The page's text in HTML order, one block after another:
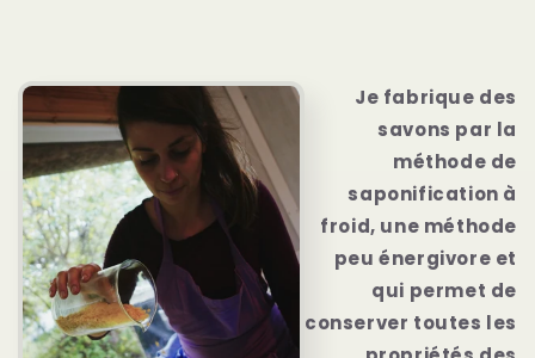
Je fabrique des
savons par la
méthode de
saponification à
froid, une méthode
peu énergivore et
qui permet de
conserver toutes les